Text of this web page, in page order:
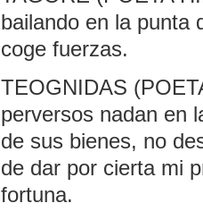
bailando en la punta
coge fuerzas.
TEOGNIDAS
perversos nadan en
de sus bienes, no
de dar por cierta mi
fortuna.